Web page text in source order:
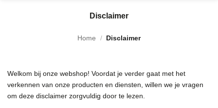
Disclaimer
Home / Disclaimer
Welkom bij onze webshop! Voordat je verder gaat met het
verkennen van onze producten en diensten, willen we je vragen
om deze disclaimer zorgvuldig door te lezen.